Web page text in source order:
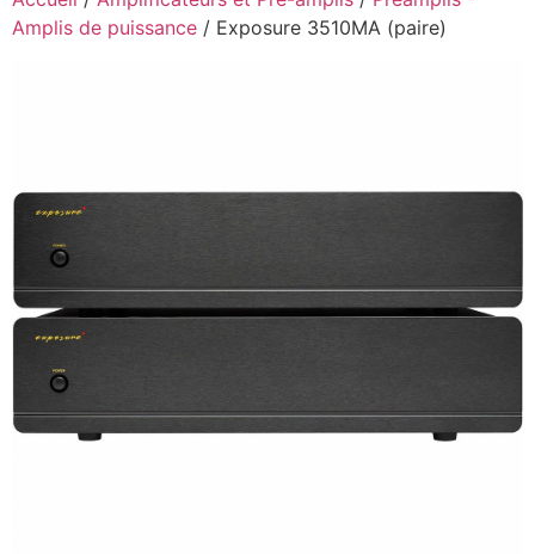
Amplis de puissance / Exposure 3510MA (paire)